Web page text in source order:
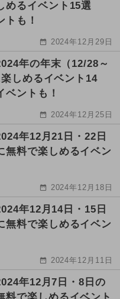
めるイベント15選
トも！
2024年12月29日
年の年末（12/28～
しめるイベント14
ントも！
2024年12月25日
年12月21日・22日
無料で楽しめるイベン
2024年12月18日
年12月14日・15日
無料で楽しめるイベン
2024年12月11日
年12月7日・8日の